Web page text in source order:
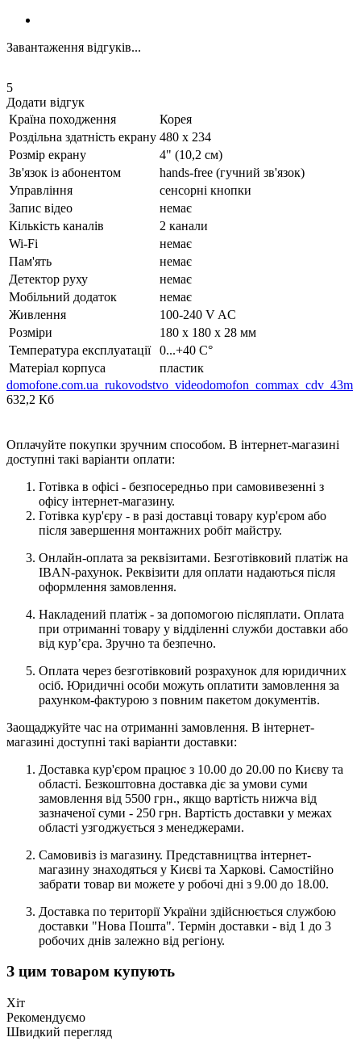
Завантаження відгуків...
5
Додати відгук
Країна походження
Корея
Роздільна здатність екрану 480 х 234
Розмір екрану
4" (10,2 см)
Зв'язок із абонентом
hands-free (гучний зв'язок)
Управління
сенсорні кнопки
Запис відео
немає
Кількість каналів
2 канали
Wi-Fi
немає
Пам'ять
немає
Детектор руху
немає
Мобільний додаток
немає
Живлення
100-240 V AC
Розміри
180 х 180 х 28 мм
Температура експлуатації
0...+40 C°
Матеріал корпуса
пластик
domofone.com.ua_rukovodstvo_videodomofon_commax_cdv_43m
632,2 Кб
Оплачуйте покупки зручним способом. В інтернет-магазині
доступні такі варіанти оплати:
Готівка в офісі - безпосередньо при самовивезенні з
офісу інтернет-магазину.
Готівка кур'єру - в разі доставці товару кур'єром або
після завершення монтажних робіт майстру.
Онлайн-оплата за реквізитами. Безготівковий платіж на
IBAN-рахунок. Реквізити для оплати надаються після
оформлення замовлення.
Накладений платіж - за допомогою післяплати. Оплата
при отриманні товару у відділенні служби доставки або
від кур’єра. Зручно та безпечно.
Оплата через безготівковий розрахунок для юридичних
осіб. Юридичні особи можуть оплатити замовлення за
рахунком-фактурою з повним пакетом документів.
Заощаджуйте час на отриманні замовлення. В інтернет-
магазині доступні такі варіанти доставки:
Доставка кур'єром працює з 10.00 до 20.00 по Києву та
області. Безкоштовна доставка діє за умови суми
замовлення від 5500 грн., якщо вартість нижча від
зазначеної суми - 250 грн. Вартість доставки у межах
області узгоджується з менеджерами.
Самовивіз із магазину. Представництва інтернет-
магазину знаходяться у Києві та Харкові. Самостійно
забрати товар ви можете у робочі дні з 9.00 до 18.00.
Доставка по території України здійснюється службою
доставки "Нова Пошта". Термін доставки - від 1 до 3
робочих днів залежно від регіону.
З цим товаром купують
Хіт
Рекомендуємо
Швидкий перегляд